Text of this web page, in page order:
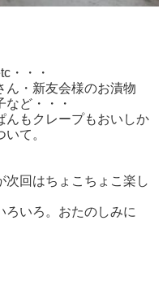
・・・
ん・新友会様のお漬物
ど・・・
んもクレープもおいしか
て。
次回はちょこちょこ楽し
ろいろ。おたのしみに